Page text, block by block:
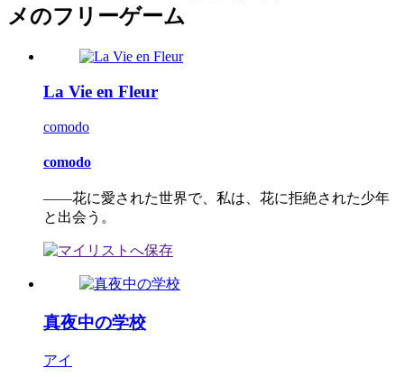
メのフリーゲーム
La Vie en Fleur
comodo
comodo
――花に愛された世界で、私は、花に拒絶された少年
と出会う。
真夜中の学校
アイ